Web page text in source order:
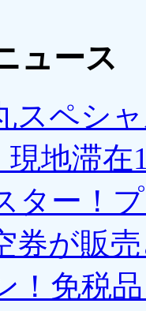
ュース
スペシ
現地滞
ター！
券が販
！免税